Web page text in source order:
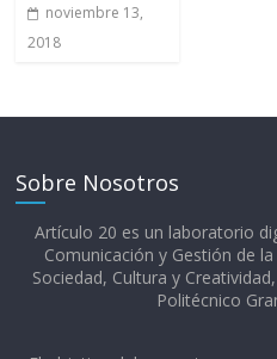
noviembre 13,
2018
Sobre Nosotros
Artículo 20 es un laboratorio
Comunicación y Gestión de
Sociedad, Cultura y
Politécnico